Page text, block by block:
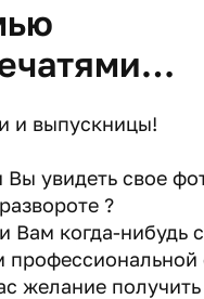
и выпускницы!
Вы увидеть свое
?
Вам когда-нибудь
профессиональной
желание